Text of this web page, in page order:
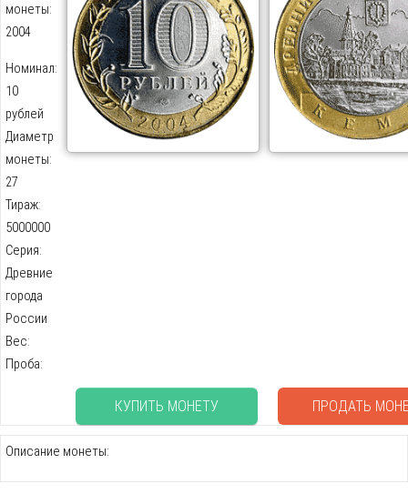
монеты:
2004
Номинал:
10
рублей
Диаметр
монеты:
27
Тираж:
5000000
Серия:
Древние
города
России
Вес:
Проба:
КУПИТЬ МОНЕТУ ПРОДАТЬ
Описание монеты: